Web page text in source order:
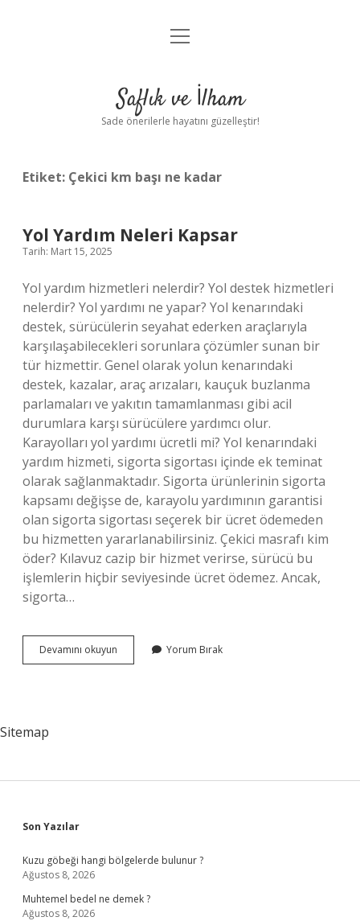
Anasayfa
Yasal Uyarı
menüyü
Saflık ve İlham
Sade önerilerle hayatını güzelleştir!
Etiket: Çekici km başı ne kadar
Yol Yardım Neleri Kapsar
Tarih: Mart 15, 2025
Yol yardım hizmetleri nelerdir? Yol destek hizmetleri
nelerdir? Yol yardımı ne yapar? Yol kenarındaki
destek, sürücülerin seyahat ederken araçlarıyla
karşılaşabilecekleri sorunlara çözümler sunan bir
tür hizmettir. Genel olarak yolun kenarındaki
destek, kazalar, araç arızaları, kauçuk buzlanma
parlamaları ve yakıtın tamamlanması gibi acil
durumlara karşı sürücülere yardımcı olur.
Karayolları yol yardımı ücretli mi? Yol kenarındaki
yardım hizmeti, sigorta sigortası içinde ek teminat
olarak sağlanmaktadır. Sigorta ürünlerinin sigorta
kapsamı değişse de, karayolu yardımının garantisi
olan sigorta sigortası seçerek bir ücret ödemeden
bu hizmetten yararlanabilirsiniz. Çekici masrafı kim
öder? Kılavuz cazip bir hizmet verirse, sürücü bu
işlemlerin hiçbir seviyesinde ücret ödemez. Ancak,
sigorta…
Devamını okuyun
Yardım
Yorum Bırak
Sitemap
Sidebar
Son Yazılar
Kuzu göbeği hangi bölgelerde bulunur ?
Ağustos 8, 2026
Muhtemel bedel ne demek ?
Ağustos 8, 2026